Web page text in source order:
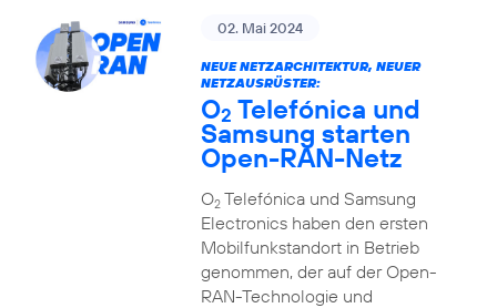
02. Mai 2024
NEUE NETZARCHITEKTUR, NEUER
NETZAUSRÜSTER:
O2 Telefónica und
Samsung starten
Open-RAN-Netz
O2Telefónica und Samsung
Electronics haben den ersten
Mobilfunkstandort in Betrieb
genommen, der auf der Open-
RAN-Technologie und